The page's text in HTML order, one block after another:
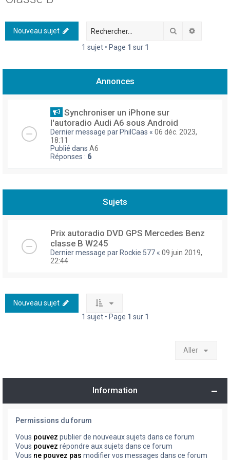
h
r
Nouveau sujet Rechercher
1 sujet • Page 1 sur 1
Annonces
Synchroniser un iPhone sur
l'autoradio Audi A6 sous Android
Dernier message par PhilCaas « 06 déc. 2023,
18:11
Publié dans A6
Réponses : 6
Sujets
Prix autoradio DVD GPS Mercedes Benz
classe B W245
Dernier message par Rockie 577 « 09 juin 2019,
22:44
Nouveau sujet
1 sujet • Page 1 sur 1
Aller
Information
Permissions du forum
Vous pouvez publier de nouveaux sujets dans ce forum
Vous pouvez répondre aux sujets dans ce forum
Vous ne pouvez pas modifier vos messages dans ce forum